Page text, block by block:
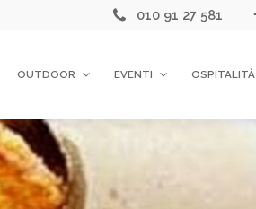
010 91 27 581
OUTDOOR EVENTI OSPITALITÀ